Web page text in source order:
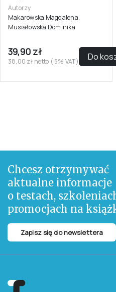
Autorzy
Makarowska Magdalena,
Musiałowska Dominika
39,90 zł
38,00 zł netto ( 5% VAT) Do
Chcesz otrzymywać
aktualne informacje
o testach,
promocjach na
Zapisz się do newslettera